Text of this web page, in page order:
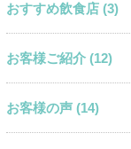
おすすめ飲食店 (3)
お客様ご紹介 (12)
お客様の声 (14)